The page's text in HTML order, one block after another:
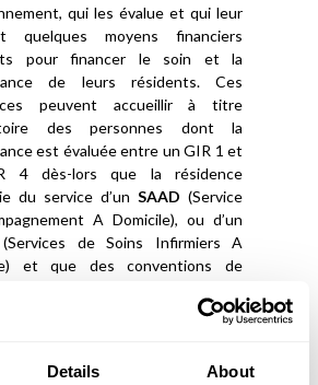
Details About
qui les évalue et qui leur
quelques moyens financiers
pour financer le soin et la
de leurs résidents. Ces
peuvent accueillir à titre
des personnes dont la
est évaluée entre un GIR 1 et
4 dès-lors que la résidence
du service d’un SAAD (Service
A Domicile), ou d’un
(Services de Soins Infirmiers A
et que des conventions de